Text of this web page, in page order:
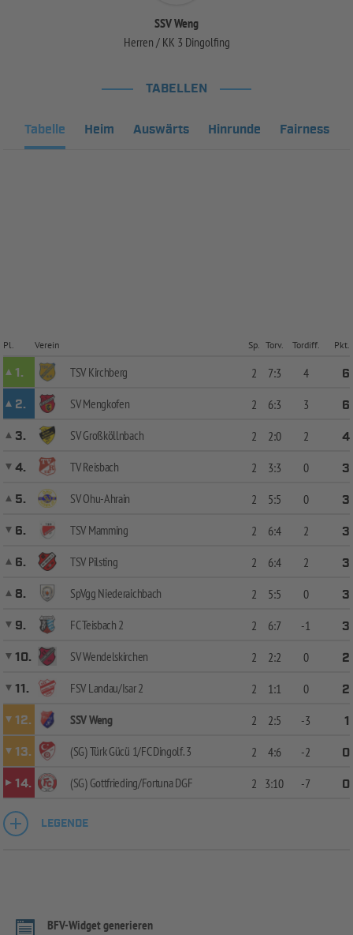
SSV Weng
Herren / KK 3 Dingolfing
TABELLEN
Tabelle Heim Auswärts Hinrunde Fairness
Pl. Verein Sp. Torv. Tordiff. Pkt.
1. TSV Kirchberg 2 7:3 4
6
2.
SV Mengkofen 2 6:3 3
6
3.
SV Großköllnbach 2 2:0 2
4
4.
TV Reisbach 2 3:3 0
3
5.
SV Ohu-Ahrain 2 5:5 0
3
6.
TSV Mamming 2 6:4 2
3
6.
TSV Pilsting 2 6:4 2
3
8.
SpVgg Niederaichbach 2 5:5 0
3
9.
FC Teisbach 2 2 6:7 -1
3
10.
SV Wendelskirchen 2 2:2 0
2
11.
FSV Landau/Isar 2 2 1:1 0
2
12.
SSV Weng 2 2:5 -3
1
13.
(SG) Türk Gücü 1/FC Dingolf. 3 2 4:6 -2
0
14.
(SG) Gottfrieding/Fortuna DGF 2 3:10 -7 0
LEGENDE
BFV-Widget generieren